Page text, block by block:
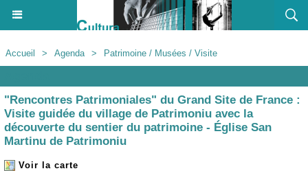
Accueil > Agenda > Patrimoine / Musées / Visite
"Rencontres Patrimoniales" du Grand Site de France :
Visite guidée du village de Patrimoniu avec la
découverte du sentier du patrimoine - Église San
Martinu de Patrimoniu
Voir la carte